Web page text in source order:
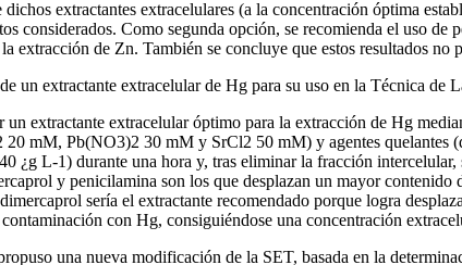
dichos extractantes extracelulares (a la concentración óptima
considerados. Como segunda opción, se recomienda el uso
extracción de Zn. También se concluye que estos resultados no
un extractante extracelular de Hg para su uso en la Técnica de
extractante extracelular óptimo para la extracción de Hg
mM, Pb(NO3)2 30 mM y SrCl2 50 mM) y agentes quelantes
¿g L-1) durante una hora y, tras eliminar la fracción
y penicilamina son los que desplazan un mayor
sería el extractante recomendado porque logra
con Hg, consiguiéndose una concentración
una nueva modificación de la SET, basada en la